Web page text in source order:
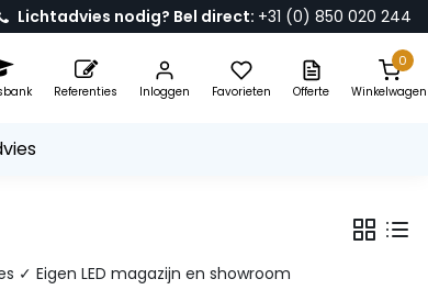
Lichtadvies nodig? Bel direct: +31 (0) 850 020 244
Referenties Inloggen Favorieten Offerte
0
Winkelwagen
✓ Eigen LED magazijn en showroom